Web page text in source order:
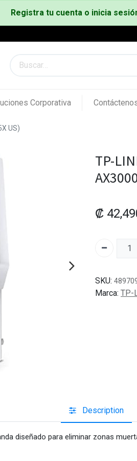
Registra tu cuenta o inicia
Corporativa
US)
TP-
₡
SKU:
Marca: TP-
Description
diseñado para eliminar zonas